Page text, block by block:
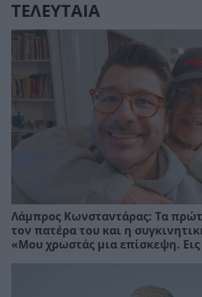
ΤΕΛΕΥΤΑΙΑ
Λάμπρος Κωνσταντάρας: Τα
τον πατέρα του και η
«Μου χρωστάς μια επίσκεψη. Εις